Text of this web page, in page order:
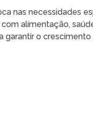
nas necessidades
alimentação,
o